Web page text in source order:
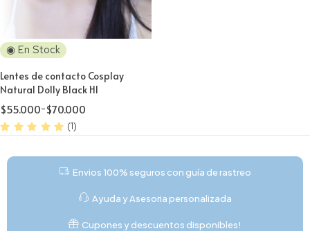
◉ En Stock
Lentes de contacto Cosplay
Natural Dolly Black H1
$55.000-$70.000
(1)
Envios 100% seguros con guía de rastreo
Ayuda y Asesoria personalizada
Cupones y descuentos disponibles!